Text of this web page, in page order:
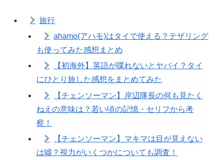
旅行
ahamo(アハモ)はタイで使える？テザリング
も使ってみた感想まとめ
【初海外】英語が喋れないとヤバイ？タイ
にひとり旅した感想をまとめてみた
【チェンソーマン】岸辺隊長の何も見たく
ねえの意味は？若い頃の記憶・セリフから考
察！
【チェンソーマン】マキマは目が見えない
は噓？視力がいくつかについても調査！